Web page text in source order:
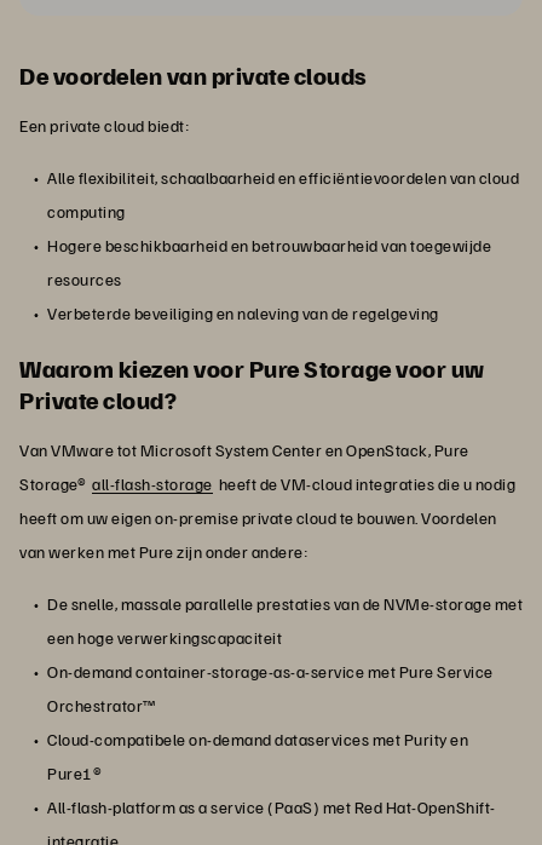
De voordelen van private clouds
Een private cloud biedt:
Alle flexibiliteit, schaalbaarheid en efficiëntievoordelen van cloud
computing
Hogere beschikbaarheid en betrouwbaarheid van toegewijde
resources
Verbeterde beveiliging en naleving van de regelgeving
Waarom kiezen voor Pure Storage voor uw
Private cloud?
Van VMware tot Microsoft System Center en OpenStack, Pure
Storage® all-flash-storage heeft de VM-cloud integraties die u nodig
heeft om uw eigen on-premise private cloud te bouwen. Voordelen
van werken met Pure zijn onder andere:
De snelle, massale parallelle prestaties van de NVMe-storage met
een hoge verwerkingscapaciteit
On-demand container-storage-as-a-service met Pure Service
Orchestrator™
Cloud-compatibele on-demand dataservices met Purity en
Pure1®
All-flash-platform as a service (PaaS) met Red Hat-OpenShift-